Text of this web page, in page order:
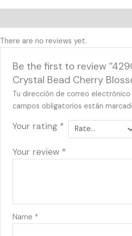
There are no reviews yet.
Be the first to review
Crystal Bead Cherry
Tu dirección de correo electrónico
campos obligatorios están
Your rating *
Your review *
Name *